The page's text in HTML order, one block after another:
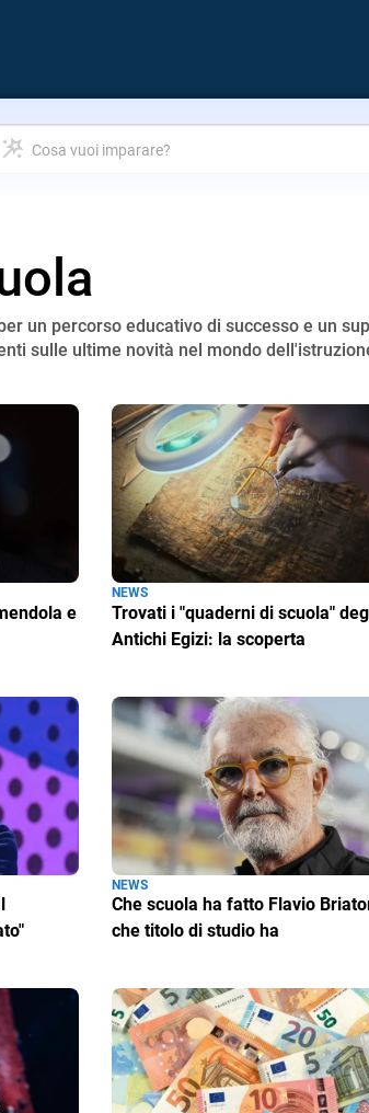
un percorso educativo di successo e un
sulle ultime novità nel mondo
e
NEWS
Trovati i "quaderni di scuola"
Antichi Egizi: la scoperta
NEWS
Che scuola ha fatto Flavio
che titolo di studio ha